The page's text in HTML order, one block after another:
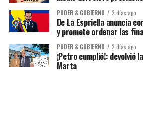
PODER & GOBIERNO 2 días ago
De La Espriella anuncia
y promete ordenar las
PODER & GOBIERNO 2 días ago
¡Petro cumplió!: devolvió
Marta